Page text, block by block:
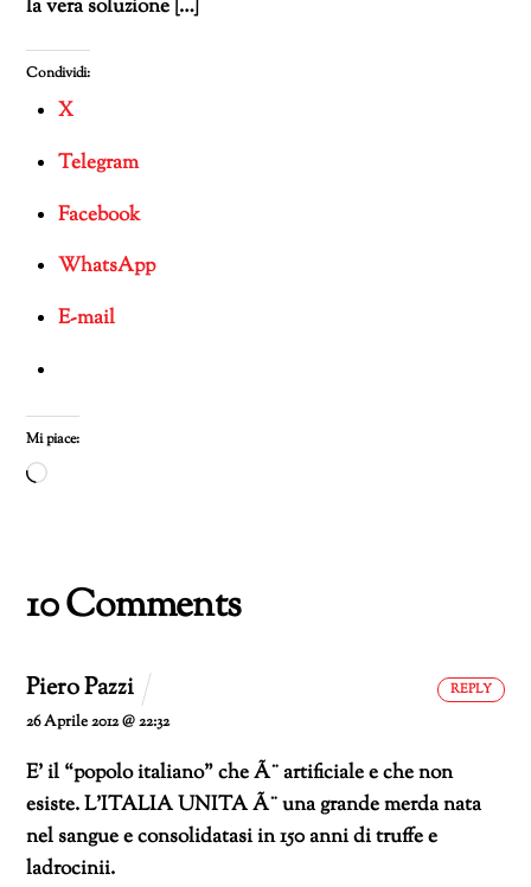
la vera soluzione […]
Condividi:
X
Telegram
Facebook
WhatsApp
E-mail
Mi piace:
Caricamento
10 Comments
Piero Pazzi
26 Aprile 2012 @ 22:32
E’ il “popolo italiano” che Ã¨ artificiale e che non
esiste. L’ITALIA UNITA Ã¨ una grande merda nata
nel sangue e consolidatasi in 150 anni di truffe e
ladrocinii.
REPLY